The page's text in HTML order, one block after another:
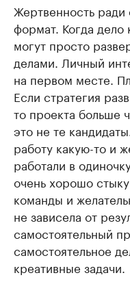
Жертвенность
формат. Когда дело
могут просто
делами. Личный
на первом месте.
Если стратегия
то проекта больше
это не те
работу какую-то и
работали в
очень хорошо
команды и
не зависела от
самостоятельный
самостоятельное
креативные задачи.